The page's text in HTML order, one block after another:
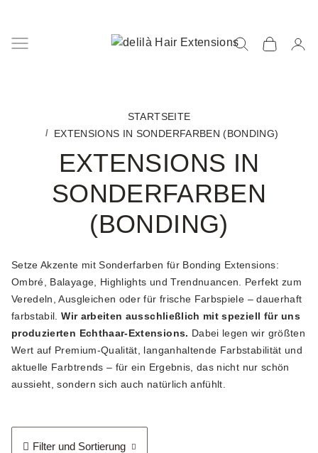
STARTSEITE
EXTENSIONS IN SONDERFARBEN (BONDING)
EXTENSIONS IN
SONDERFARBEN
(BONDING)
Setze Akzente mit Sonderfarben für Bonding Extensions:
Ombré, Balayage, Highlights und Trendnuancen. Perfekt zum
Veredeln, Ausgleichen oder für frische Farbspiele – dauerhaft
farbstabil.Wir arbeiten ausschließlich mit speziell für uns
produzierten Echthaar-Extensions. Dabei legen wir größten
Wert auf Premium-Qualität, langanhaltende Farbstabilität und
aktuelle Farbtrends – für ein Ergebnis, das nicht nur schön
aussieht, sondern sich auch natürlich anfühlt.
Filter und Sortierung